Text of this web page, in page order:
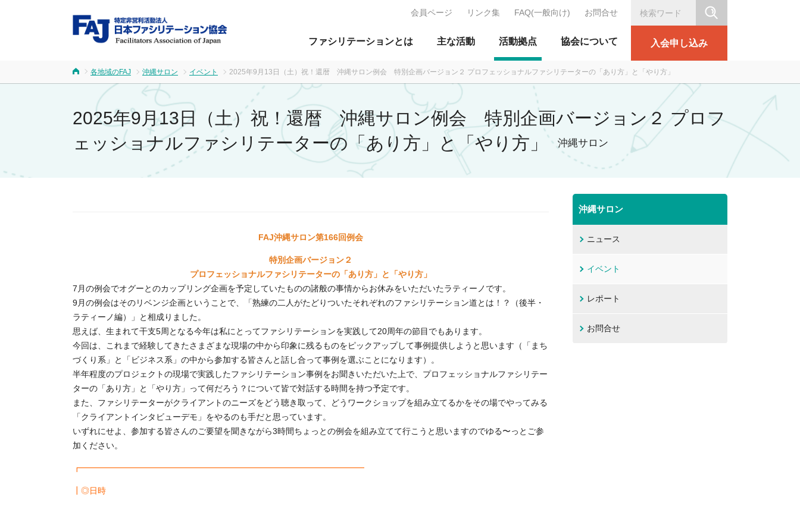
FAJ：特定非営利活動法人 日本ファシリテーション協会
ファシリテーションとは 主な活動 活動拠点 協会について 入会申し込み
会員ページ リンク集 FAQ(一般向け) お問合せ
各地域のFAJ 沖縄サロン イベント 2025年9月13日（土）祝！還暦 沖縄サロン例会 特別企画バージョン２ プロフェッショナルファシリテーターの「あり方」と「やり方」
2025年9月13日（土）祝！還暦 沖縄サロン例会 特別企画バージョン２ プロフ
ェッショナルファシリテーターの「あり方」と「やり方」
沖縄サロン
FAJ沖縄サロン第166回例会
特別企画バージョン２
プロフェッショナルファシリテーターの「あり方」と「やり方」
7月の例会でオグーとのカップリング企画を予定していたものの諸般の事情からお休みをいただいたラティーノです。
9月の例会はそのリベンジ企画ということで、「熟練の二人がたどりついたそれぞれのファシリテーション道とは！？（後半・
ラティーノ編）」と相成りました。
思えば、生まれて干支5周となる今年は私にとってファシリテーションを実践して20周年の節目でもあります。
今回は、これまで経験してきたさまざまな現場の中から印象に残るものをピックアップして事例提供しようと思います（「まち
づくり系」と「ビジネス系」の中から参加する皆さんと話し合って事例を選ぶことになります）。
半年程度のプロジェクトの現場で実践したファシリテーション事例をお聞きいただいた上で、プロフェッショナルファシリテー
ターの「あり方」と「やり方」って何だろう？について皆で対話する時間を持つ予定です。
また、ファシリテーターがクライアントのニーズをどう聴き取って、どうワークショップを組み立てるかをその場でやってみる
「クライアントインタビューデモ」をやるのも手だと思っています。
いずれにせよ、参加する皆さんのご要望を聞きながら3時間ちょっとの例会を組み立てて行こうと思いますのでゆる〜っとご参
加ください。
┏━━━━━━━━━━━━━━━━━━━━━━━━━━━━━━━━━━
┃◎日時
沖縄サロン
ニュース
イベント
レポート
お問合せ